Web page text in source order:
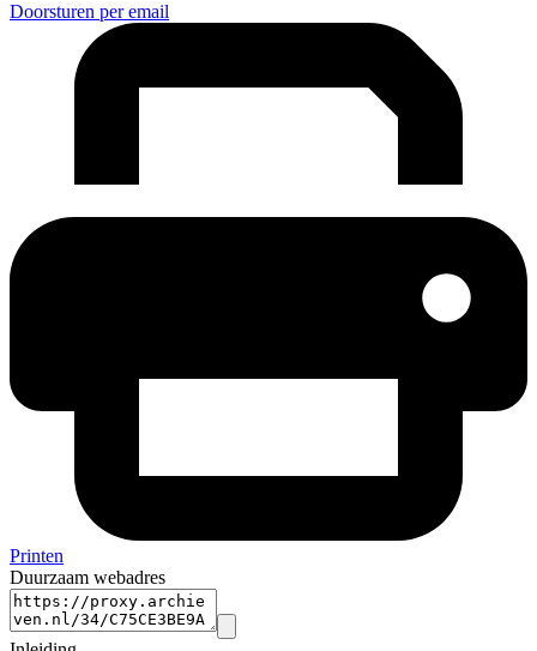
Doorsturen per email
Printen
Duurzaam webadres